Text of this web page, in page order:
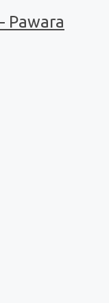
Pawara